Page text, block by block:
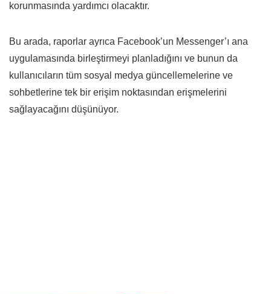
korunmasında yardımcı olacaktır.
Bu arada, raporlar ayrıca Facebook’un Messenger’ı ana
uygulamasında birleştirmeyi planladığını ve bunun da
kullanıcıların tüm sosyal medya güncellemelerine ve
sohbetlerine tek bir erişim noktasından erişmelerini
sağlayacağını düşünüyor.